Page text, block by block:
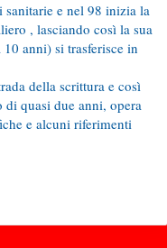
e nel 98 inizia la
, lasciando così la sua
anni) si trasferisce in
della scrittura e così
di quasi due anni, opera
e alcuni riferimenti